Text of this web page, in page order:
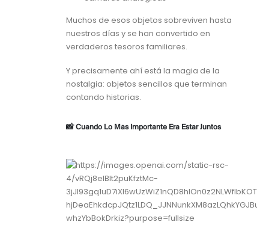
Muchos de esos objetos sobreviven hasta
nuestros días y se han convertido en
verdaderos tesoros familiares.
Y precisamente ahí está la magia de la
nostalgia: objetos sencillos que terminan
contando historias.
📸 Cuando Lo Más Importante Era Estar Juntos